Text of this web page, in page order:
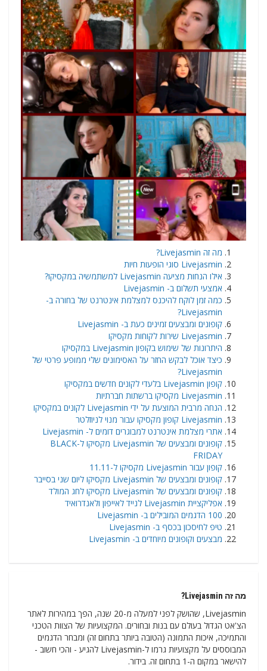
מה זה Livejasmin?
Livejasmin סוגי הופעות חיות
אילו הנחות מציעה Livejasmin למשתמשיה במקסיקו?
אמצעי תשלום ב- Livejasmin
כמה זמן לוקח להיכנס למצלמת אינטרנט של בחורה ב-
Livejasmin?
קופונים ומבצעים זמינים כעת ב- Livejasmin
Livejasmin שירות לקוחות מקסיקו
היתרונות של שימוש בקופון Livejasmin במקסיקו
כיצד אוכל לבקש החזר על האסימונים שלי ממופע פרטי של
Livejasmin?
קופון Livejasmin בלעדי לקונים חדשים במקסיקו
Livejasmin מקסיקו ברשתות חברתיות
הנחה מרבית המוצעת על ידי Livejasmin לקונים במקסיקו
Livejasmin קופון מקסיקו עבור מנוי לניוזלטר
אתרי מצלמת אינטרנט למבוגרים דומים ל- Livejasmin
קופונים ומבצעים של Livejasmin מקסיקו ל-BLACK
FRIDAY
קופון עבור Livejasmin מקסיקו ל-11.11
קופונים ומבצעים של Livejasmin מקסיקו ליום שני בסייבר
קופונים ומבצעים של Livejasmin מקסיקו לחג המולד
אפליקציית Livejasmin לנייד לאייפון ולאנדרואיד
100 הדגמים המובילים ב- Livejasmin
טיפ לחיסכון בכסף ב- Livejasmin
מבצעים וקופונים מיוחדים ב- Livejasmin
מה זה Livejasmin?
Livejasmin, שהושק לפני למעלה מ-20 שנה, הפך במהירות לאתר
הצ'אט הגדול בעולם עם בנות ובחורים. המקצועיות של הצוות הטכני
והתמיכה, איכות התמונה (הטובה ביותר בתחום זה) ומבחר הדגמים
המבוססים על מקצועיות גרמו ל-Livejasmin להגיע - והכי חשוב -
להישאר במקום ה-1 בתחום זה. בידור.